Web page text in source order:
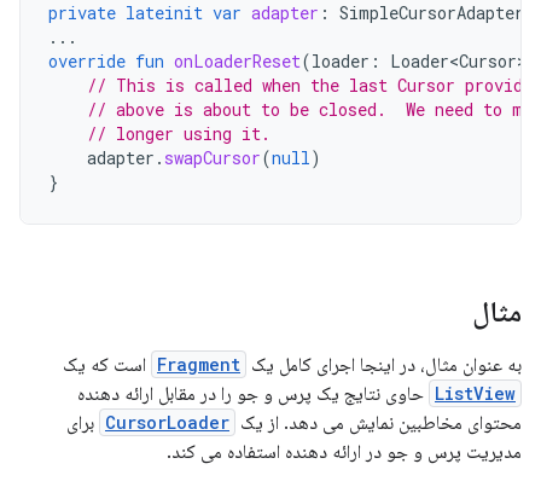
private lateinit var adapter : SimpleCursorAdapter
...
override fun onLoaderReset(loader : Loader<Cursor>
// This is called when the last Cursor
// above is about to be closed.  We need to
// longer using it.
adapter . swapCursor(null)
}
مثال
به عنوان مثال، در اینجا اجرای کامل یک Fragment است که یک
ListView حاوی نتایج یک پرس و جو را در مقابل ارائه دهنده
محتوای مخاطبین نمایش می دهد. از یک CursorLoader برای
مدیریت پرس و جو در ارائه دهنده استفاده می کند.